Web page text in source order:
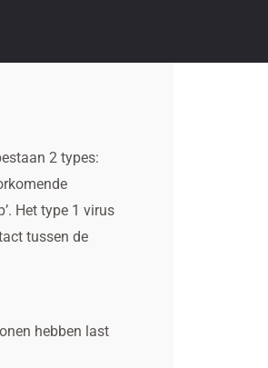
2 types:
Het type 1 virus
tussen de
hebben last